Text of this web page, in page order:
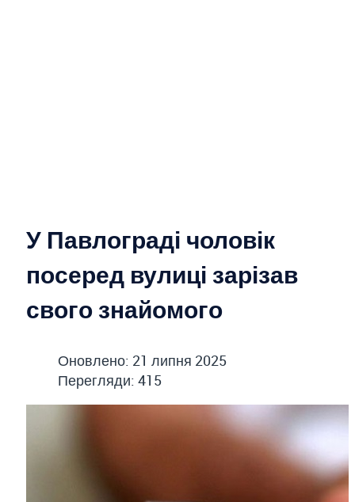
У Павлограді чоловік
посеред вулиці зарізав
свого знайомого
Оновлено: 21 липня 2025
Перегляди: 415